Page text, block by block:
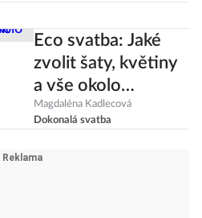
Eco svatba: Jaké
zvolit šaty, květiny
a vše okolo
udržitelně
Magdaléna Kadlecová
Dokonalá svatba